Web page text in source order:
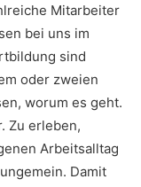
Mitarbeiter
bei uns im
sind
oder zweien
worum es geht.
Zu erleben,
Arbeitsalltag
Damit